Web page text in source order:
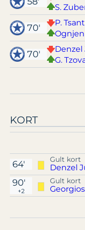
S.
P.
70'
Denzel
G.
70'
KORT
Gult kort
Denzel
64'
Gult kort
90'
+2